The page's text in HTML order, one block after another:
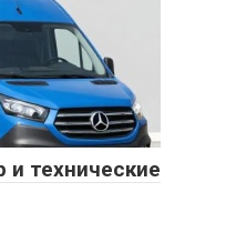
и технические